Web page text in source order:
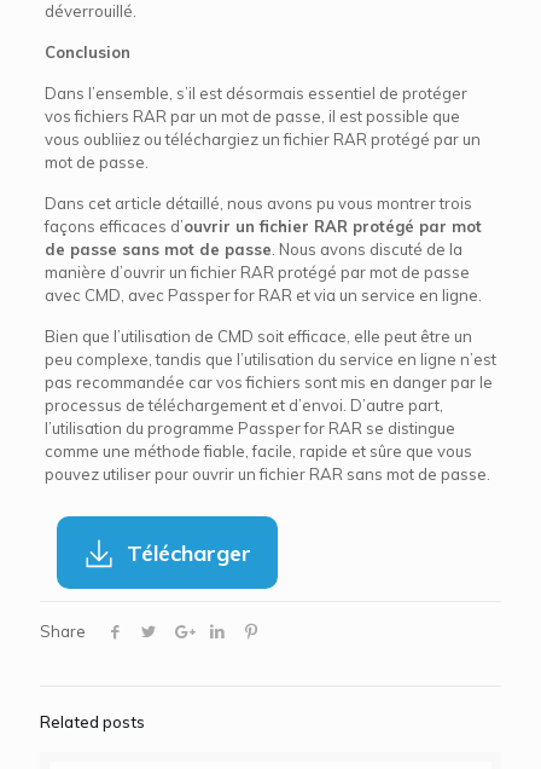
déverrouillé.
Conclusion
Dans l’ensemble, s’il est désormais essentiel de protéger
vos fichiers RAR par un mot de passe, il est possible que
vous oubliiez ou téléchargiez un fichier RAR protégé par un
mot de passe.
Dans cet article détaillé, nous avons pu vous montrer trois
façons efficaces d’ouvrir un fichier RAR protégé par mot
de passe sans mot de passe. Nous avons discuté de la
manière d’ouvrir un fichier RAR protégé par mot de passe
avec CMD, avec Passper for RAR et via un service en ligne.
Bien que l’utilisation de CMD soit efficace, elle peut être un
peu complexe, tandis que l’utilisation du service en ligne n’est
pas recommandée car vos fichiers sont mis en danger par le
processus de téléchargement et d’envoi. D’autre part,
l’utilisation du programme Passper for RAR se distingue
comme une méthode fiable, facile, rapide et sûre que vous
pouvez utiliser pour ouvrir un fichier RAR sans mot de passe.
Télécharger
Share
Related posts